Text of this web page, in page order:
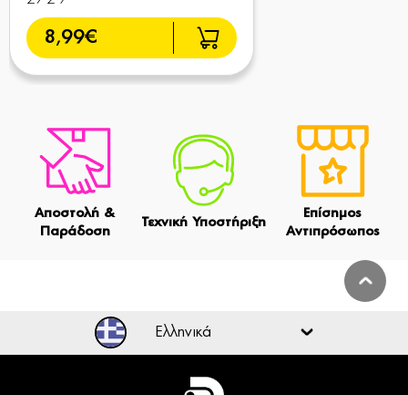
8,99€
Αποστολή &
Παράδοση
Τεχνική Υποστήριξη
Επίσημος
Αντιπρόσωπος
Ελληνικά
Ελληνικά